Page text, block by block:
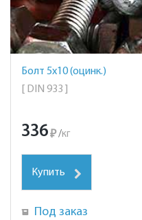
Болт 5х10 (оцинк.)
[ DIN 933 ]
336₽ /кг
Купить
Под заказ